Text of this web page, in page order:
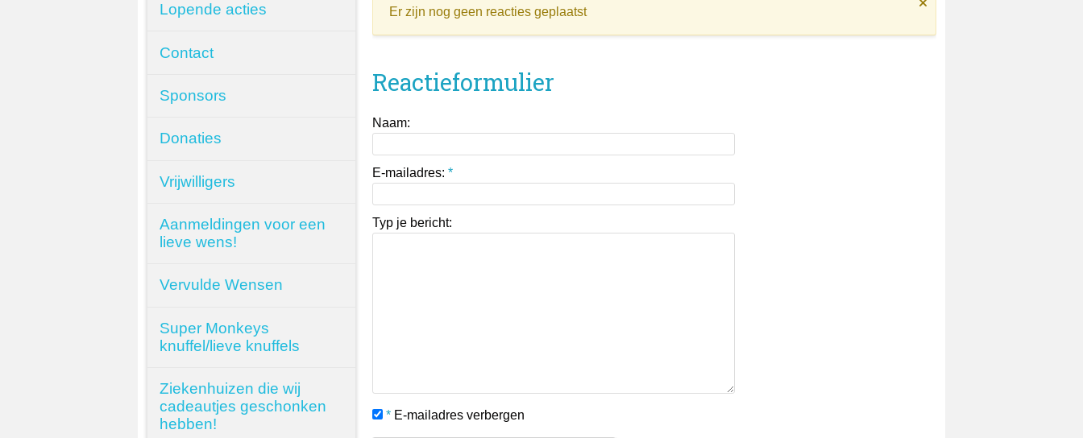
Er zijn nog geen reacties geplaatst
Reactieformulier
Naam:
E-mailadres: *
Typ je bericht:
* E-mailadres verbergen
Lopende acties
Contact
Sponsors
Donaties
Vrijwilligers
Aanmeldingen voor een
lieve wens!
Vervulde Wensen
Super Monkeys
knuffel/lieve knuffels
Ziekenhuizen die wij
cadeautjes geschonken
hebben!